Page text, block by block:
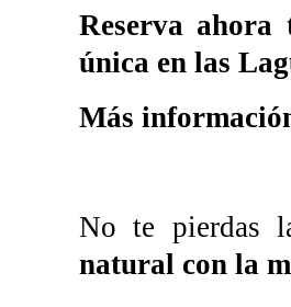
Reserva
única en las
Más
No te pierdas
natural con la